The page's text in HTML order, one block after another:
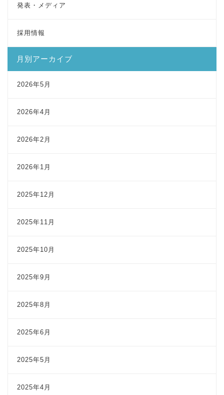
発表・メディア
採用情報
月別アーカイブ
2026年5月
2026年4月
2026年2月
2026年1月
2025年12月
2025年11月
2025年10月
2025年9月
2025年8月
2025年6月
2025年5月
2025年4月